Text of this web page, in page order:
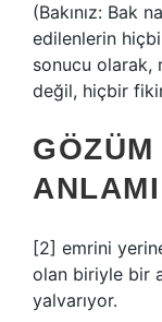
(Bakınız: Bak
edilenlerin
sonucu olarak,
değil, hiçbir
[2] emrini
olan biriyle bir
yalvarıyor.